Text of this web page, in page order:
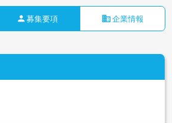
person 募集要項 business 企業情報